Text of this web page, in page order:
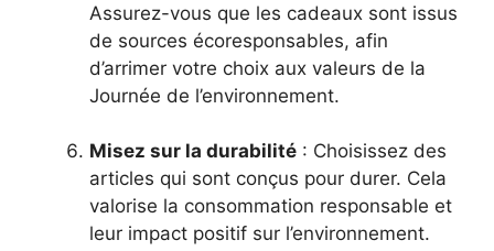
Assurez-vous que les cadeaux sont issus
de sources écoresponsables, afin
d’arrimer votre choix aux valeurs de la
Journée de l’environnement.
Misez sur la durabilité : Choisissez des
articles qui sont conçus pour durer. Cela
valorise la consommation responsable et
leur impact positif sur l’environnement.